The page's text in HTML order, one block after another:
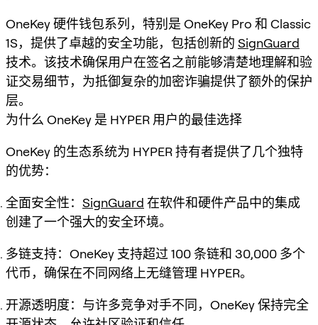
OneKey 硬件钱包系列，特别是 OneKey Pro 和 Classic
1S，提供了卓越的安全功能，包括创新的 SignGuard
技术。该技术确保用户在签名之前能够清楚地理解和验
证交易细节，为抵御复杂的加密诈骗提供了额外的保护
层。
为什么 OneKey 是 HYPER 用户的最佳选择
OneKey 的生态系统为 HYPER 持有者提供了几个独特
的优势：
全面安全性： SignGuard 在软件和硬件产品中的集成
创建了一个强大的安全环境。
多链支持：OneKey 支持超过 100 条链和 30,000 多个
代币，确保在不同网络上无缝管理 HYPER。
开源透明度：与许多竞争对手不同，OneKey 保持完全